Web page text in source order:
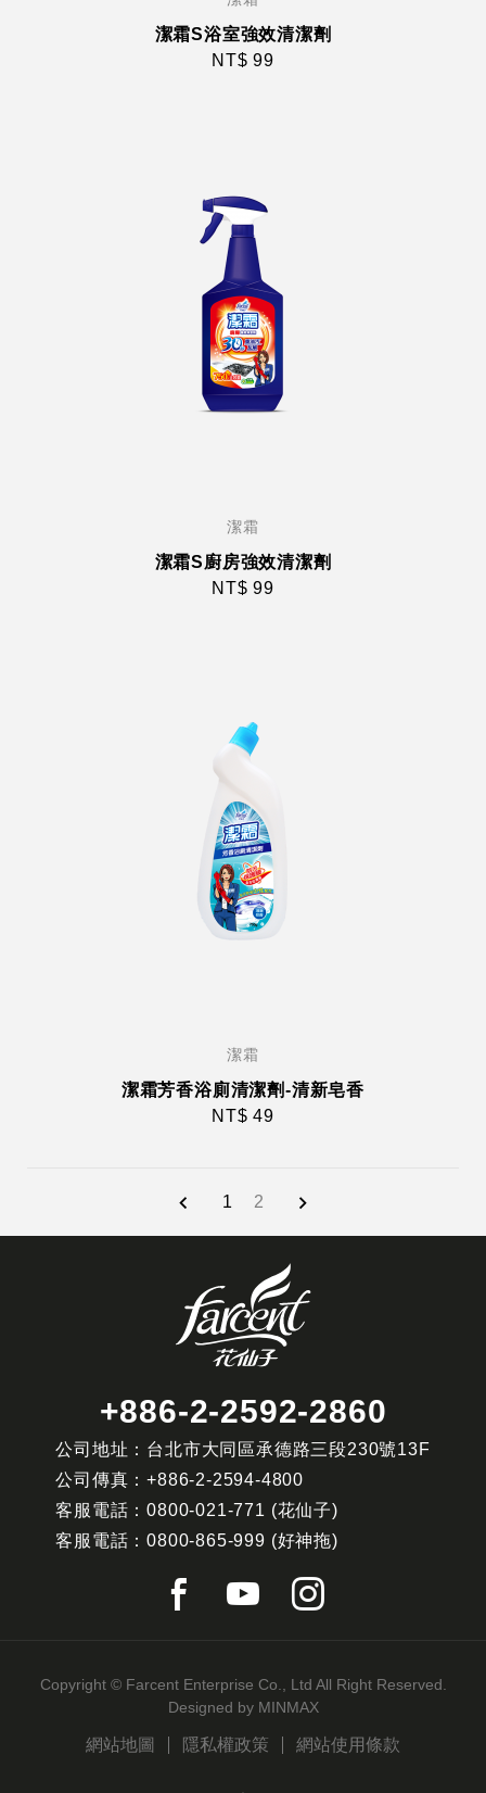
潔霜S浴室強效清潔劑
NT$ 99
潔霜
潔霜S廚房強效清潔劑
NT$ 99
潔霜
潔霜芳香浴廁清潔劑-清新皂香
NT$ 49
1 2
+886-2-2592-2860
公司地址：台北市大同區承德路三段230號13F
公司傳真：+886-2-2594-4800
客服電話：0800-021-771 (花仙子)
客服電話：0800-865-999 (好神拖)
Copyright © Farcent Enterprise Co., Ltd All Right Reserved.
Designed by MINMAX
網站地圖 隱私權政策 網站使用條款